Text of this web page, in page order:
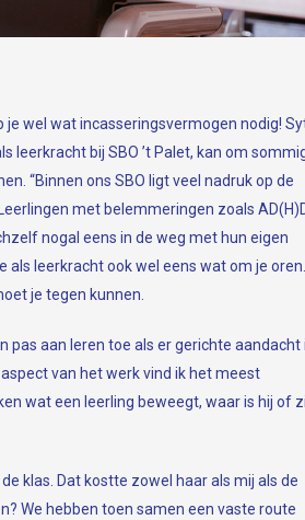
je wel wat incasseringsvermogen nodig!
leerkracht bij SBO ’t Palet, kan om
“Binnen ons SBO ligt veel nadruk op de
met belemmeringen zoals
nogal eens in de weg met hun eigen
als leerkracht ook wel eens wat om je oren.
je tegen kunnen.
pas aan leren toe als er gerichte aandacht
van het werk vind ik het meest
wat een leerling beweegt, waar is hij of
klas. Dat kostte zowel haar als mij als de
We hebben toen samen een vaste route